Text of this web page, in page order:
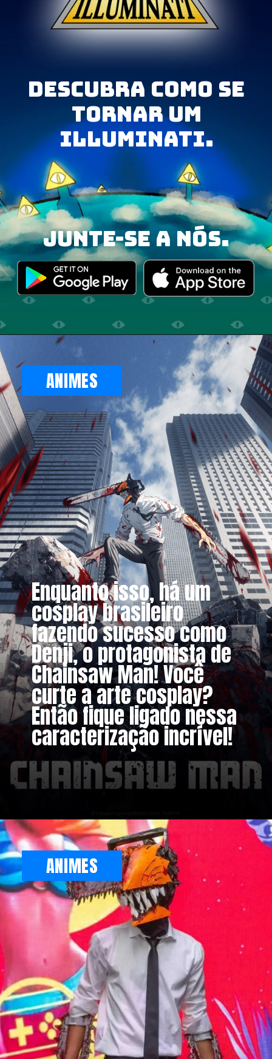
Descubra como se
tornar um
Illuminati.
junte-se a nós.
Enquanto isso, há um
cosplay brasileiro
fazendo sucesso como
Denji, o protagonista de
Chainsaw Man! Você
curte a arte cosplay?
Então fique ligado nessa
caracterização incrível!
ANIMES
Opening https://metagalaxia.com.br/cosplay/cosplay-brasileiro-de-denji-de-chainsaw-man-faz-sucesso/
ANIMES